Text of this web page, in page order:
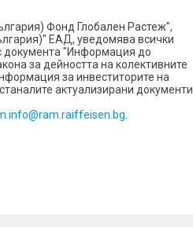
Фонд Глобален Растеж",
ЕАД, уведомява всички
документа "Информация до
за дейността на колективните
за инвеститорите на
актуализирани документи